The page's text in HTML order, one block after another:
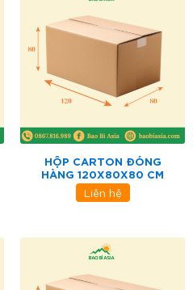
HỘP CARTON ĐÓNG
HÀNG 120X80X80 CM
Liên hệ